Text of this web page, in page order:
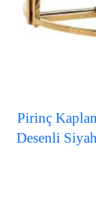
Pirinç
Desenli